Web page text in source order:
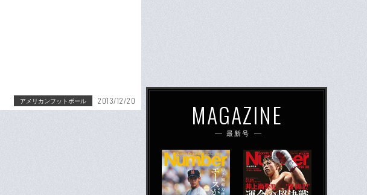
アメリカンフットボール 2013/12/20 MAGAZINE
最新号